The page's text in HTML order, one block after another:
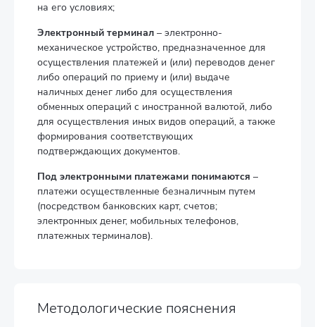
на его условиях;
Электронный терминал – электронно-
механическое устройство, предназначенное для
осуществления платежей и (или) переводов денег
либо операций по приему и (или) выдаче
наличных денег либо для осуществления
обменных операций с иностранной валютой, либо
для осуществления иных видов операций, а также
формирования соответствующих
подтверждающих документов.
Под электронными платежами понимаются –
платежи осуществленные безналичным путем
(посредством банковских карт, счетов;
электронных денег, мобильных телефонов,
платежных терминалов).
Методологические пояснения